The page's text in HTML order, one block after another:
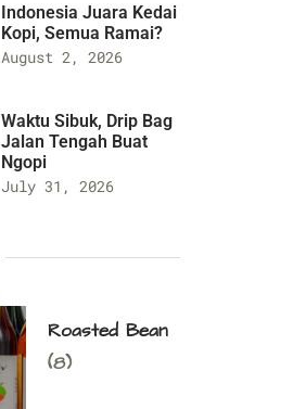
Indonesia Juara Kedai
Kopi, Semua Ramai?
August 2, 2026
Waktu Sibuk, Drip Bag
Jalan Tengah Buat
Ngopi
July 31, 2026
Roasted Bean
(8)